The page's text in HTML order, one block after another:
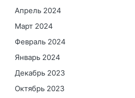
Апрель 2024
Март 2024
Февраль 2024
Январь 2024
Декабрь 2023
Октябрь 2023